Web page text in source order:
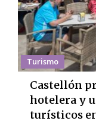
Turismo
Castellón
hotelera y
turísticos